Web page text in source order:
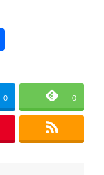
共
0 0